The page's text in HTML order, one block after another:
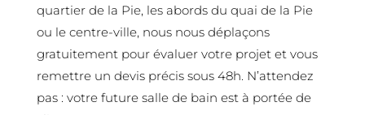
quartier de la Pie, les abords du quai de la Pie
ou le centre-ville, nous nous déplaçons
gratuitement pour évaluer votre projet et vous
remettre un devis précis sous 48h. N’attendez
pas : votre future salle de bain est à portée de